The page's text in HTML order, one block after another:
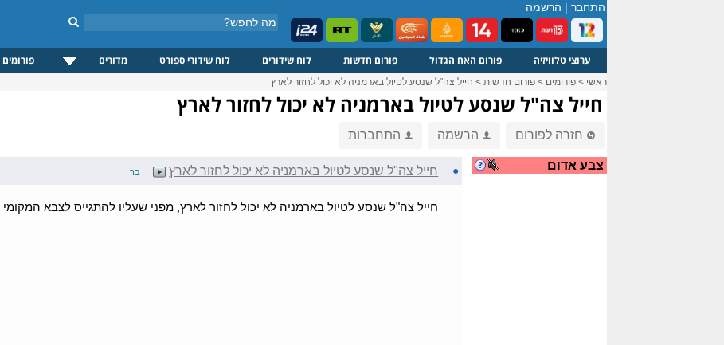
התחבר | הרשמה
ערוצי טלוויזיה פורום האח הגדול פורום חדשות לוח שידורים לוח שידורי ספורט מדורים פורומים
ראשי > פורומים > פורום חדשות > חייל צה"ל שנסע לטיול בארמניה לא יכול לחזור לארץ
חייל צה"ל שנסע לטיול בארמניה לא יכול לחזור לארץ
חזרה לפורום הרשמה התחברות
צבע אדום ● חייל צה"ל שנסע לטיול בארמניה לא יכול לחזור לארץ בר
חייל צה"ל שנסע לטיול בארמניה לא יכול לחזור לארץ, מפני שעליו להתגייס לצבא המקומי